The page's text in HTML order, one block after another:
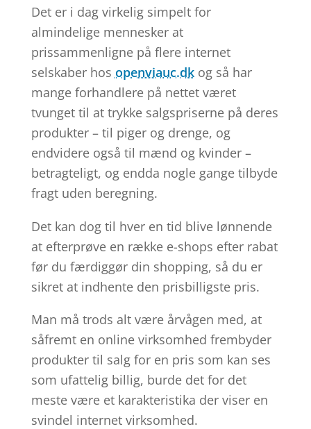
Det er i dag virkelig simpelt for
almindelige mennesker at
prissammenligne på flere internet
selskaber hos openviauc.dkog så har
mange forhandlere på nettet været
tvunget til at trykke salgspriserne på deres
produkter – til piger og drenge, og
endvidere også til mænd og kvinder –
betragteligt, og endda nogle gange tilbyde
fragt uden beregning.
Det kan dog til hver en tid blive lønnende
at efterprøve en række e-shops efter rabat
før du færdiggør din shopping, så du er
sikret at indhente den prisbilligste pris.
Man må trods alt være årvågen med, at
såfremt en online virksomhed frembyder
produkter til salg for en pris som kan ses
som ufattelig billig, burde det for det
meste være et karakteristika der viser en
svindel internet virksomhed.